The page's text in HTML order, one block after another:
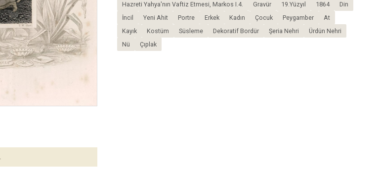
Hazreti Yahya'nın Vaftiz Etmesi, Markos I.4. Gravür 19.Yüzyıl 1864
Din
İncil
Yeni Ahit Portre Erkek Kadın Çocuk Peygamber
At
Kayık
Kostüm Süsleme Dekoratif Bordür Şeria Nehri
Ürdün Nehri
Nü
Çıplak